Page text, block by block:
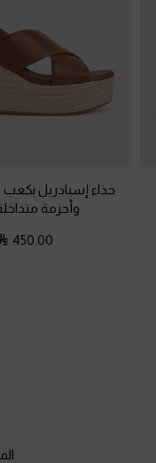
حذاء إسبادريل
وأحزمة
450.00